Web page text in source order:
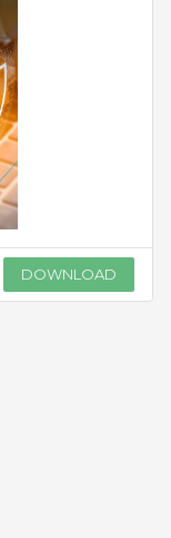
DOWNLOAD